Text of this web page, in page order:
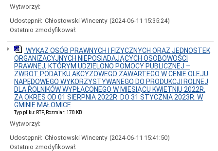
uzupełniające
do
Miejskiej
Małomicach
2025
Wybory
uzupełniające
Rady
Miejskiej
w
Małomicach
2024
Wytworzył:
Udostępnił: Chłostowski Wincenty (2024-06-11 15:35:24)
Ostatnio zmodyfikował:
WYKAZ OSÓB PRAWNYCH I FIZYCZNYCH ORAZ JEDNOSTEK
ORGANIZACYJNYCH NIEPOSIADAJĄCYCH OSOBOWOŚCI
PRAWNEJ, KTÓRYM UDZIELONO POMOCY PUBLICZNEJ –
ZWROT PODATKU AKCYZOWEGO ZAWARTEGO W CENIE OLEJU
NAPĘDOWEGO WYKORZYSTYWANEGO DO PRODUKCJI ROLNEJ
DLA ROLNIKÓW WYPŁACONEGO W MIESIĄCU KWIETNIU 2022R.
ZA OKRES OD 01 SIERPNIA 2022R. DO 31 STYCZNIA 2023R. W
GMINIE MAŁOMICE
Typ pliku: RTF, Rozmiar: 178 KB
Wytworzył:
Udostępnił: Chłostowski Wincenty (2024-06-11 15:41:50)
Ostatnio zmodyfikował: